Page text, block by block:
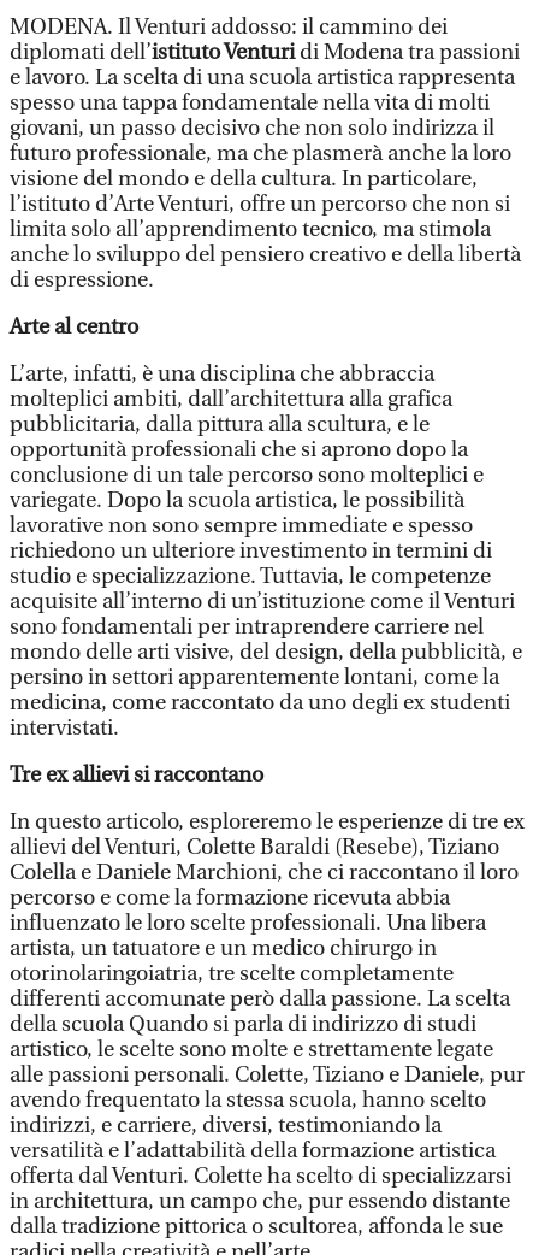
MODENA. Il Venturi addosso: il cammino dei
diplomati dell’istituto Venturidi Modena tra passioni
e lavoro. La scelta di una scuola artistica rappresenta
spesso una tappa fondamentale nella vita di molti
giovani, un passo decisivo che non solo indirizza il
futuro professionale, ma che plasmerà anche la loro
visione del mondo e della cultura. In particolare,
l’istituto d’Arte Venturi, offre un percorso che non si
limita solo all’apprendimento tecnico, ma stimola
anche lo sviluppo del pensiero creativo e della libertà
di espressione.
Arte al centro
L’arte, infatti, è una disciplina che abbraccia
molteplici ambiti, dall’architettura alla grafica
pubblicitaria, dalla pittura alla scultura, e le
opportunità professionali che si aprono dopo la
conclusione di un tale percorso sono molteplici e
variegate. Dopo la scuola artistica, le possibilità
lavorative non sono sempre immediate e spesso
richiedono un ulteriore investimento in termini di
studio e specializzazione. Tuttavia, le competenze
acquisite all’interno di un’istituzione come il Venturi
sono fondamentali per intraprendere carriere nel
mondo delle arti visive, del design, della pubblicità, e
persino in settori apparentemente lontani, come la
medicina, come raccontato da uno degli ex studenti
intervistati.
Tre ex allievi si raccontano
In questo articolo, esploreremo le esperienze di tre ex
allievi del Venturi, Colette Baraldi (Resebe), Tiziano
Colella e Daniele Marchioni, che ci raccontano il loro
percorso e come la formazione ricevuta abbia
influenzato le loro scelte professionali. Una libera
artista, un tatuatore e un medico chirurgo in
otorinolaringoiatria, tre scelte completamente
differenti accomunate però dalla passione. La scelta
della scuola Quando si parla di indirizzo di studi
artistico, le scelte sono molte e strettamente legate
alle passioni personali. Colette, Tiziano e Daniele, pur
avendo frequentato la stessa scuola, hanno scelto
indirizzi, e carriere, diversi, testimoniando la
versatilità e l’adattabilità della formazione artistica
offerta dal Venturi. Colette ha scelto di specializzarsi
in architettura, un campo che, pur essendo distante
dalla tradizione pittorica o scultorea, affonda le sue